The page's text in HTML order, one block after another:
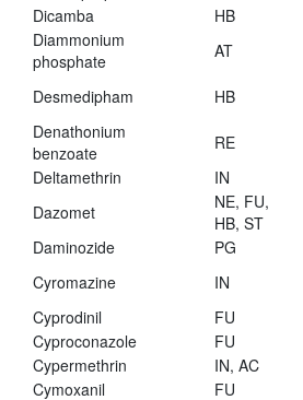
Dicamba
HB
Diammonium
phosphate
AT
Desmedipham HB
Denathonium
benzoate
RE
Deltamethrin
IN
Dazomet
NE, FU,
HB, ST
Daminozide
PG
Cyromazine
IN
Cyprodinil
FU
Cyproconazole
FU
Cypermethrin
IN, AC
Cymoxanil
FU